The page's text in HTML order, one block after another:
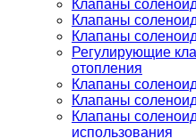
Клапаны
Клапаны
Клапаны
Регулирующие
отопления
Клапаны
Клапаны
Клапаны
использования